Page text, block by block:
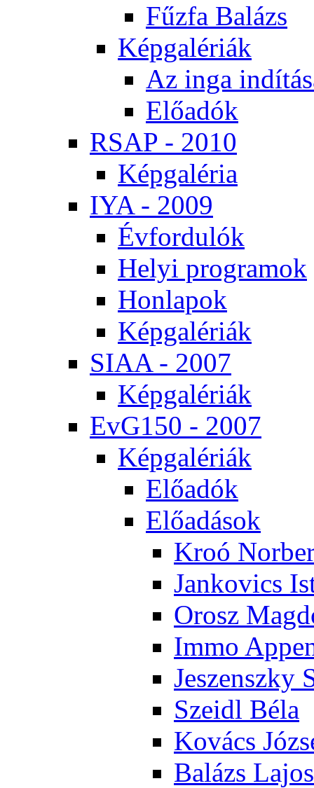
Fűz­fa Ba­lázs
Kép­ga­lé­ri­ák
Az in­ga
Elő­adók
RSAP - 2010
Kép­ga­lé­ria
IYA - 2009
Év­for­du­lók
He­lyi prog­ra­mok
Hon­la­pok
Kép­ga­lé­ri­ák
SI­AA - 2007
Kép­ga­lé­ri­ák
EvG150 - 2007
Kép­ga­lé­ri­ák
Elő­adók
Elő­adá­sok
Kroó
Jan­ko­vics
Orosz
Im­mo
Je­szensz­ky
Szeidl Bé­la
Ko­vács
Ba­lázs La­jos